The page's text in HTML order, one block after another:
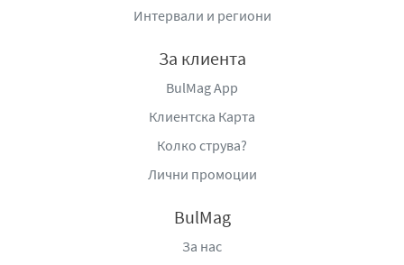
Интервали и региони
За клиента
BulMag App
Клиентска Карта
Колко струва?
Лични промоции
BulMag
За нас